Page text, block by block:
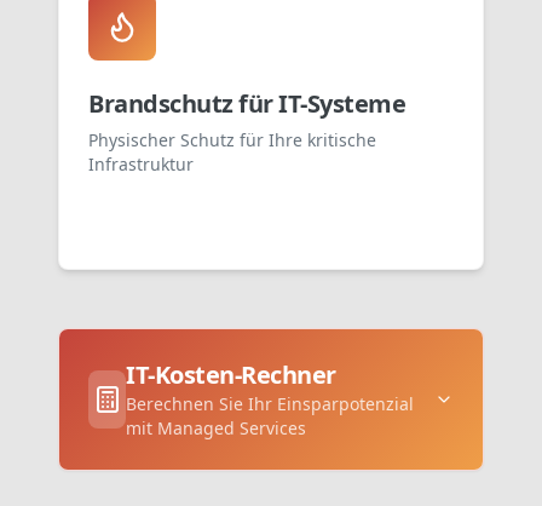
Brandschutz für IT-Systeme
Physischer Schutz für Ihre kritische
Infrastruktur
IT-Kosten-Rechner
Berechnen Sie Ihr Einsparpotenzial
mit Managed Services